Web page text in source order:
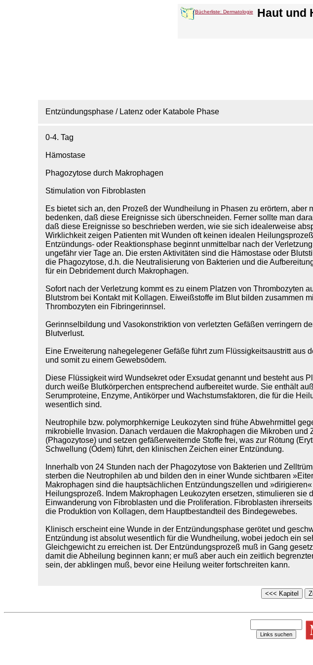
Bücherliste: Dermatologie Haut und
Entzündungsphase / Latenz oder Katabole Phase
0-4. Tag
Hämostase
Phagozytose durch Makrophagen
Stimulation von Fibroblasten
Es bietet sich an, den Prozeß der Wundheilung in Phasen zu erörtern, aber
bedenken, daß diese Ereignisse sich überschneiden. Ferner sollte man
daß diese Ereignisse so beschrieben werden, wie sie sich idealerweise
Wirklichkeit zeigen Patienten mit Wunden oft keinen idealen
Entzündungs- oder Reaktionsphase beginnt unmittelbar nach der
ungefähr vier Tage an. Die ersten Aktivitäten sind die Hämostase oder
die Phagozytose, d.h. die Neutralisierung von Bakterien und die
für ein Debridement durch Makrophagen.
Sofort nach der Verletzung kommt es zu einem Platzen von Thrombozyten
Blutstrom bei Kontakt mit Kollagen. Eiweißstoffe im Blut bilden zusammen
Thrombozyten ein Fibringerinnsel.
Gerinnselbildung und Vasokonstriktion von verletzten Gefäßen verringern
Blutverlust.
Eine Erweiterung nahegelegener Gefäße führt zum Flüssigkeitsaustritt aus
und somit zu einem Gewebsödem.
Diese Flüssigkeit wird Wundsekret oder Exsudat genannt und besteht aus
durch weiße Blutkörperchen entsprechend aufbereitet wurde. Sie enthält
Serumproteine, Enzyme, Antikörper und Wachstumsfaktoren, die für die
wesentlich sind.
Neutrophile bzw. polymorphkernige Leukozyten sind frühe Abwehrmittel
mikrobielle Invasion. Danach verdauen die Makrophagen die Mikroben und
(Phagozytose) und setzen gefäßerweiternde Stoffe frei, was zur Rötung
Schwellung (Ödem) führt, den klinischen Zeichen einer Entzündung.
Innerhalb von 24 Stunden nach der Phagozytose von Bakterien und
sterben die Neutrophilen ab und bilden den in einer Wunde sichtbaren
Makrophagen sind die hauptsächlichen Entzündungszellen und
Heilungsprozeß. Indem Makrophagen Leukozyten ersetzen, stimulieren sie
Einwanderung von Fibroblasten und die Proliferation. Fibroblasten
die Produktion von Kollagen, dem Hauptbestandteil des Bindegewebes.
Klinisch erscheint eine Wunde in der Entzündungsphase gerötet und
Entzündung ist absolut wesentlich für die Wundheilung, wobei jedoch ein
Gleichgewicht zu erreichen ist. Der Entzündungsprozeß muß in Gang
damit die Abheilung beginnen kann; er muß aber auch ein zeitlich
sein, der abklingen muß, bevor eine Heilung weiter fortschreiten kann.